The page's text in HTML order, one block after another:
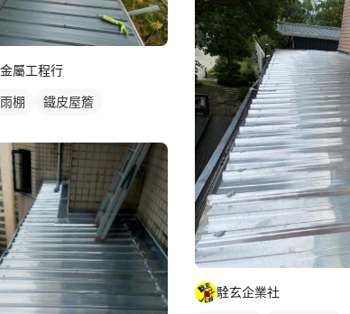
屬工程行
棚 鐵皮屋簷
駩玄企業社